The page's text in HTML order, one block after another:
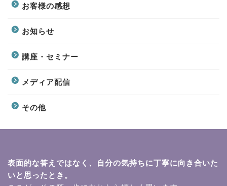
お客様の感想
お知らせ
講座・セミナー
メディア配信
その他
表面的な答えではなく、自分の気持ちに丁寧に向き合いた
いと思ったとき。